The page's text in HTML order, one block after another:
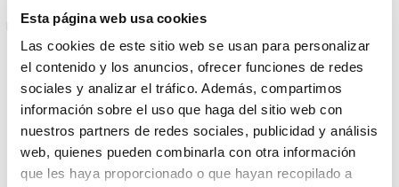
Esta página web usa cookies
Las cookies de este sitio web se usan para personalizar
el contenido y los anuncios, ofrecer funciones de redes
sociales y analizar el tráfico. Además, compartimos
información sobre el uso que haga del sitio web con
nuestros partners de redes sociales, publicidad y análisis
web, quienes pueden combinarla con otra información
que les haya proporcionado o que hayan recopilado a
FILTRAR CURSOS
Ver todos Comisión financiera
Comisión de fiscal
Comisión de actuaciones forenses
Comisión de economía digital